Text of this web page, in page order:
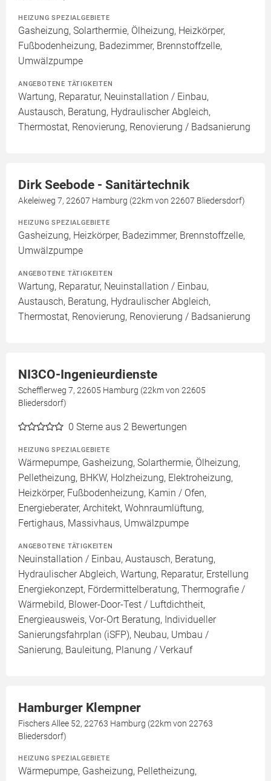
HEIZUNG SPEZIALGEBIETE
Gasheizung, Solarthermie, Ölheizung, Heizkörper,
Fußbodenheizung, Badezimmer, Brennstoffzelle,
Umwälzpumpe
ANGEBOTENE TÄTIGKEITEN
Wartung, Reparatur, Neuinstallation / Einbau,
Austausch, Beratung, Hydraulischer Abgleich,
Thermostat, Renovierung, Renovierung / Badsanierung
Dirk Seebode - Sanitärtechnik
Akeleiweg 7, 22607 Hamburg (22km von 22607 Bliedersdorf)
HEIZUNG SPEZIALGEBIETE
Gasheizung, Heizkörper, Badezimmer, Brennstoffzelle,
Umwälzpumpe
ANGEBOTENE TÄTIGKEITEN
Wartung, Reparatur, Neuinstallation / Einbau,
Austausch, Beratung, Hydraulischer Abgleich,
Thermostat, Renovierung, Renovierung / Badsanierung
NI3CO-Ingenieurdienste
Schefflerweg 7, 22605 Hamburg (22km von 22605
Bliedersdorf)
0 Sterne aus 2 Bewertungen
HEIZUNG SPEZIALGEBIETE
Wärmepumpe, Gasheizung, Solarthermie, Ölheizung,
Pelletheizung, BHKW, Holzheizung, Elektroheizung,
Heizkörper, Fußbodenheizung, Kamin / Ofen,
Energieberater, Architekt, Wohnraumlüftung,
Fertighaus, Massivhaus, Umwälzpumpe
ANGEBOTENE TÄTIGKEITEN
Neuinstallation / Einbau, Austausch, Beratung,
Hydraulischer Abgleich, Wartung, Reparatur, Erstellung
Energiekonzept, Fördermittelberatung, Thermografie /
Wärmebild, Blower-Door-Test / Luftdichtheit,
Energieausweis, Vor-Ort Beratung, Individueller
Sanierungsfahrplan (iSFP), Neubau, Umbau /
Sanierung, Bauleitung, Planung / Verkauf
Hamburger Klempner
Fischers Allee 52, 22763 Hamburg (22km von 22763
Bliedersdorf)
HEIZUNG SPEZIALGEBIETE
Wärmepumpe, Gasheizung, Pelletheizung,